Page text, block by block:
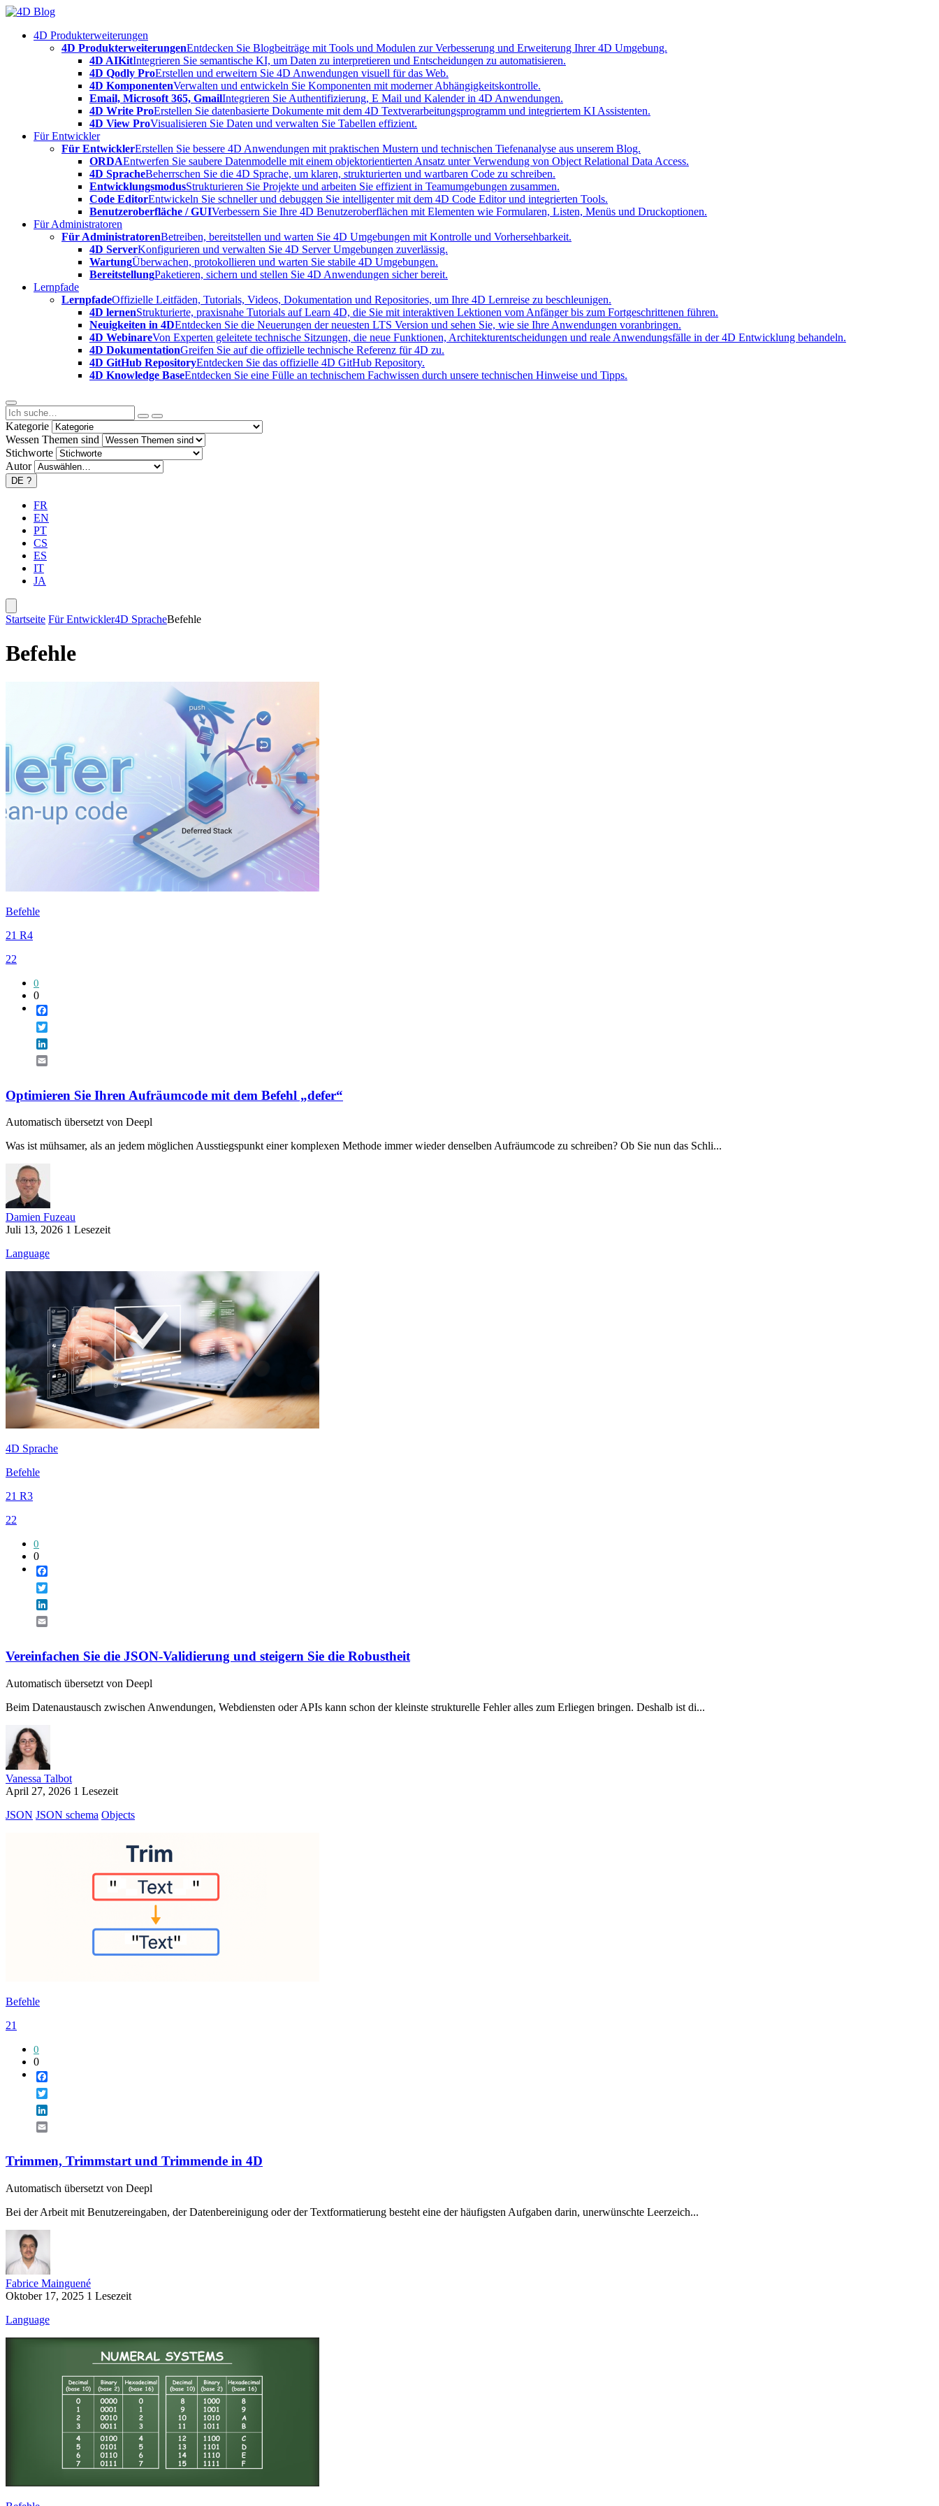
Skip
content4D Produkterweiterungen
4D ProdukterweiterungenEntdecken Sie Blogbeiträge mit Tools und Modulen zur Verbesserung und Erweiterung Ihrer 4D Umgebung.
4D AIKitIntegrieren Sie semantische KI, um Daten zu interpretieren und Entscheidungen zu automatisieren.
4D Qodly ProErstellen und erweitern Sie 4D Anwendungen visuell für das Web.
4D KomponentenVerwalten und entwickeln Sie Komponenten mit moderner Abhängigkeitskontrolle.
Email, Microsoft 365, GmailIntegrieren Sie Authentifizierung, E Mail und Kalender in 4D Anwendungen.
4D Write ProErstellen Sie datenbasierte Dokumente mit dem 4D Textverarbeitungsprogramm und integriertem KI Assistenten.
4D View ProVisualisieren Sie Daten und verwalten Sie Tabellen effizient.
Für Entwickler
Für EntwicklerErstellen Sie bessere 4D Anwendungen mit praktischen Mustern und technischen Tiefenanalyse aus unserem Blog.
ORDAEntwerfen Sie saubere Datenmodelle mit einem objektorientierten Ansatz unter Verwendung von Object Relational Data Access.
4D SpracheBeherrschen Sie die 4D Sprache, um klaren, strukturierten und wartbaren Code zu schreiben.
EntwicklungsmodusStrukturieren Sie Projekte und arbeiten Sie effizient in Teamumgebungen zusammen.
Code EditorEntwickeln Sie schneller und debuggen Sie intelligenter mit dem 4D Code Editor und integrierten Tools.
Benutzeroberfläche / GUIVerbessern Sie Ihre 4D Benutzeroberflächen mit Elementen wie Formularen, Listen, Menüs und Druckoptionen.
Für Administratoren
Für AdministratorenBetreiben, bereitstellen und warten Sie 4D Umgebungen mit Kontrolle und Vorhersehbarkeit.
4D ServerKonfigurieren und verwalten Sie 4D Server Umgebungen zuverlässig.
WartungÜberwachen, protokollieren und warten Sie stabile 4D Umgebungen.
BereitstellungPaketieren, sichern und stellen Sie 4D Anwendungen sicher bereit.
Lernpfade
LernpfadeOffizielle Leitfäden, Tutorials, Videos, Dokumentation und Repositories, um Ihre 4D Lernreise zu beschleunigen.
4D lernenStrukturierte, praxisnahe Tutorials auf Learn 4D, die Sie mit interaktiven Lektionen vom Anfänger bis zum Fortgeschrittenen führen.
Neuigkeiten in 4DEntdecken Sie die Neuerungen der neuesten LTS Version und sehen Sie, wie sie Ihre Anwendungen voranbringen.
4D WebinareVon Experten geleitete technische Sitzungen, die neue Funktionen, Architekturentscheidungen und reale Anwendungsfälle in der 4D Entwicklung behandeln.
4D DokumentationGreifen Sie auf die offizielle technische Referenz für 4D zu.
4D GitHub RepositoryEntdecken Sie das offizielle 4D GitHub Repository.
4D Knowledge BaseEntdecken Sie eine Fülle an technischem Fachwissen durch unsere technischen Hinweise und Tipps.
Kategorie
Wessen Themen sind
Stichworte
Autor
DE ?
FR
EN
PT
CS
ES
IT
JA
Startseite Für Entwickler4D SpracheBefehle
Befehle
Befehle
21 R4
22
0
0
Optimieren Sie Ihren Aufräumcode mit dem Befehl „defer“
Automatisch übersetzt von Deepl
Was ist mühsamer, als an jedem möglichen Ausstiegspunkt einer komplexen Methode immer wieder denselben Aufräumcode zu schreiben? Ob Sie nun das Schli...
Damien Fuzeau
Juli 13, 2026 1 Lesezeit
Language
4D Sprache
Befehle
21 R3
22
0
0
Vereinfachen Sie die JSON-Validierung und steigern Sie die Robustheit
Automatisch übersetzt von Deepl
Beim Datenaustausch zwischen Anwendungen, Webdiensten oder APIs kann schon der kleinste strukturelle Fehler alles zum Erliegen bringen. Deshalb ist di...
Vanessa Talbot
April 27, 2026 1 Lesezeit
JSON JSON schema Objects
Befehle
21
0
0
Trimmen, Trimmstart und Trimmende in 4D
Automatisch übersetzt von Deepl
Bei der Arbeit mit Benutzereingaben, der Datenbereinigung oder der Textformatierung besteht eine der häufigsten Aufgaben darin, unerwünschte Leerzeich...
Fabrice Mainguené
Oktober 17, 2025 1 Lesezeit
Language